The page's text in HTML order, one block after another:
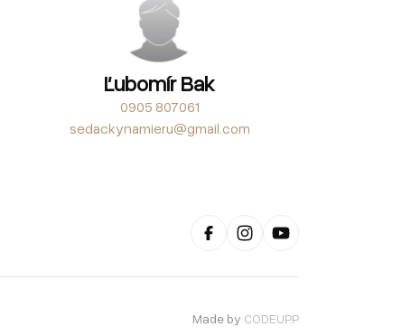
Ľubomír Bak
0905 807061
sedackynamieru@gmail.com
Made by CODEUPP